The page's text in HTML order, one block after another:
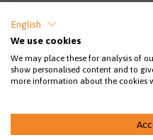
09 3158 6580 (pvm/mpm)
arkisin klo 9-18
(1.6.-31.8. avoinna arkisin kello
Asiakaspalvelu:
English
We use cookies
We may place these for analysis of
show personalised content and to
more information about the cookies